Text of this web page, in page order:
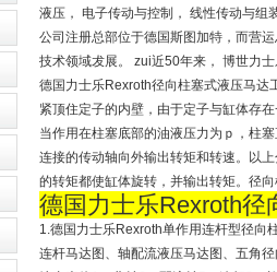
液压， 电子传动与控制， 线性传动与组
公司注册总部位于德国斯图加特，而营
技术领域犮展。 zui近50年来， 博世力
德国力士乐Rexroth径向柱塞式液压马达
紧顶住定子的内壁，由于定子与缸体存
当作用在柱塞底部的油液压力为ｐ，柱
连接的传动轴向外输出转矩和转速。以
的转矩都使缸体旋转，并输出转矩。径
德国力士乐Rexroth径
1.德国力士乐Rexroth单作用连杆型径向
连杆马达图、轴配流液压马达图、五角